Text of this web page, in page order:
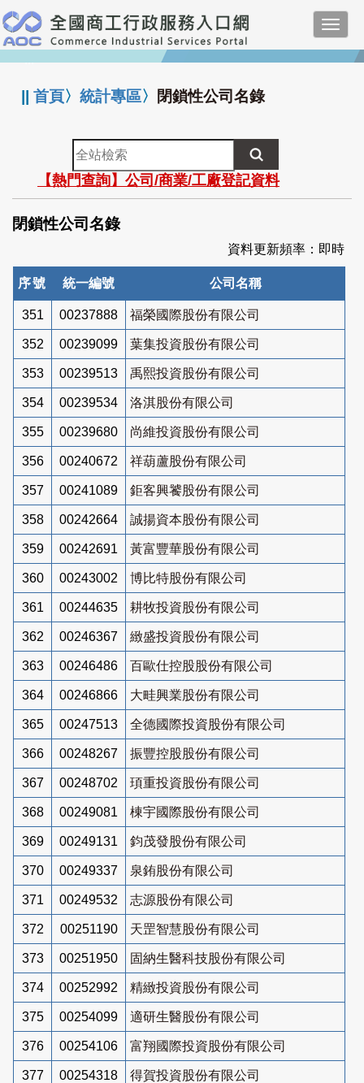
跳
到
主
要
:::
||首頁〉統計專區〉 閉鎖性公司名錄
全
站
檢
索
【熱門查詢】公司/商業/工廠登記資料
閉鎖性公司名錄
資料更新頻率：即時
序號 統一編號 公司名稱
351 00237888 福榮國際股份有限公司
352 00239099 葉集投資股份有限公司
353 00239513 禹熙投資股份有限公司
354 00239534 洛淇股份有限公司
355 00239680 尚維投資股份有限公司
356 00240672 祥葫蘆股份有限公司
357 00241089 鉅客興饕股份有限公司
358 00242664 誠揚資本股份有限公司
359 00242691 黃富豐華股份有限公司
360 00243002 博比特股份有限公司
361 00244635 耕牧投資股份有限公司
362 00246367 緻盛投資股份有限公司
363 00246486 百歐仕控股股份有限公司
364 00246866 大畦興業股份有限公司
365 00247513 全德國際投資股份有限公司
366 00248267 振豐控股股份有限公司
367 00248702 頊重投資股份有限公司
368 00249081 棟宇國際股份有限公司
369 00249131 鈞茂發股份有限公司
370 00249337 泉銪股份有限公司
371 00249532 志源股份有限公司
372 00251190 天罡智慧股份有限公司
373 00251950 固納生醫科技股份有限公司
374 00252992 精緻投資股份有限公司
375 00254099 適研生醫股份有限公司
376 00254106 富翔國際投資股份有限公司
377 00254318 得賀投資股份有限公司